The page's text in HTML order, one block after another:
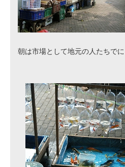
日本語教育
朝は市場として地元の人たちでに